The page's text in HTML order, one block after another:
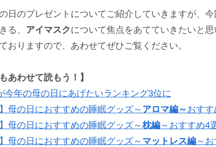
日のプレゼントについてご紹介していきますが、今
る、 アイマスクについて焦点をあてていきたいと
おりますので、あわせてぜひご覧ください。
あわせて読もう！】
今年の母の日にあげたいランキング3位に
母の日におすすめの睡眠グッズ～ アロマ編～ おすす
母の日におすすめの睡眠グッズ～枕編～おすすめ4
母の日におすすめの睡眠グッズ～ マットレス編～